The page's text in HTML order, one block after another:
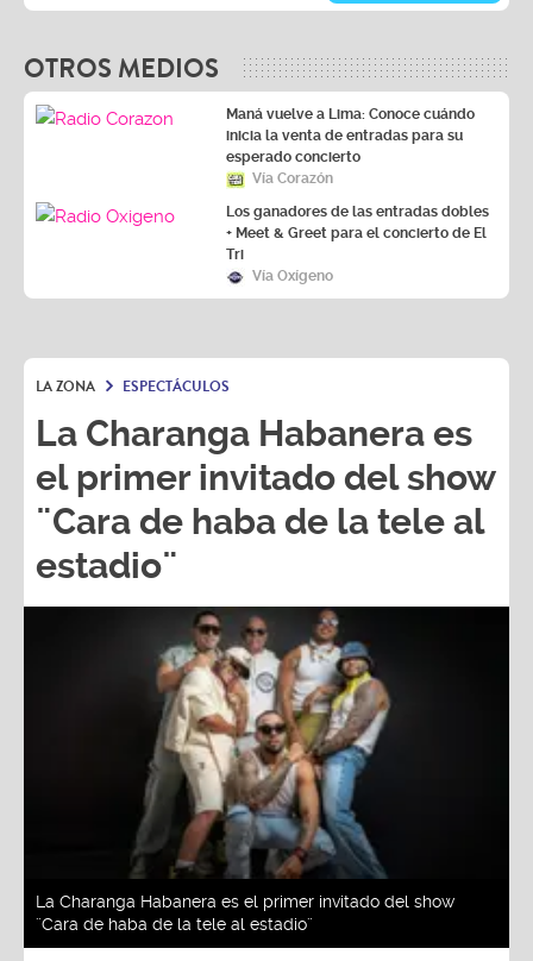
OTROS MEDIOS
Maná vuelve a Lima: Conoce cuándo
inicia la venta de entradas para su
esperado concierto
Vía Corazón
Los ganadores de las entradas dobles
+ Meet & Greet para el concierto de El
Tri
Vía Oxígeno
LA ZONA ESPECTÁCULOS
La Charanga Habanera es
el primer invitado del show
¨Cara de haba de la tele al
estadio¨
La Charanga Habanera es el primer invitado del show
¨Cara de haba de la tele al estadio¨